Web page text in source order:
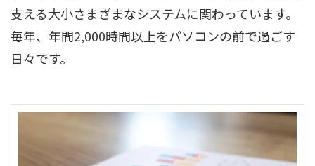
支える大小さまざまなシステムに関わっています。
毎年、年間2,000時間以上をパソコンの前で過ごす
日々です。